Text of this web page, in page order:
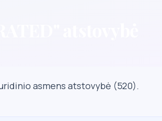
asmens atstovybė (520).